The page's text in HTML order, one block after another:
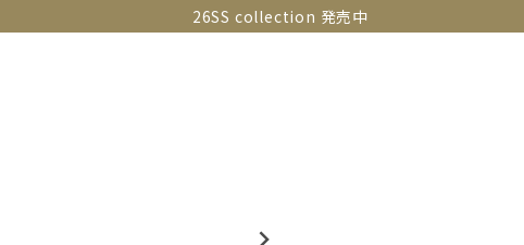
26SS collection 発売中